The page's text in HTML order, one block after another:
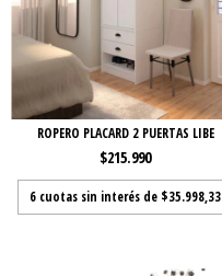
ROPERO PLACARD 2 PUERTAS LIBE
$215.990
6 cuotas sin interés de $35.998,33